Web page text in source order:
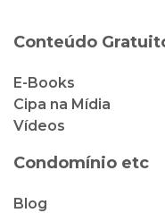
Conteúdo
E-Books
Cipa na Mídia
Vídeos
Condomínio etc
Blog